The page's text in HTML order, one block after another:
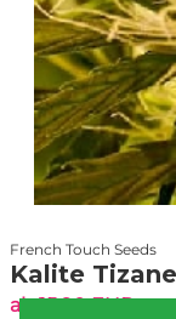
French Touch Seeds
Kalite Tizane
ab 15.90 EUR